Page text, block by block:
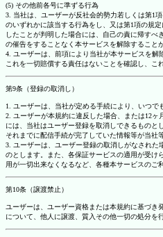
(5) その他前各号に準ずる行為
3. 当社は、ユーザーが反社会的勢力若しくは第1
のいずれかに該当する行為をし、又は第1項の規
したことが判明した場合には、自己の責に帰すべ
の催告をすることなく本サービスを解除すること
4. ユーザーは、前項により当社が本サービスを解
これを一切賠償する責任はないことを確認し、こ
第9条（登録の取消し）
1. ユーザーは、当社が定める手続により、いつで
2. ユーザーが本規約に違反した場合、または12
には、当社はユーザー登録を取消しできるものと
それまでに配信手続が完了していた情報等が当社
3. ユーザーは、ユーザー登録の取消しがなされた
のとします。また、各保証サービスの適用が受け
用が一切出来なくなるなど、各種本サービスのご
第10条（譲渡禁止）
ユーザーは、ユーザー資格または本規約に基づき
について、他人に譲渡、質入その他一切の処分を